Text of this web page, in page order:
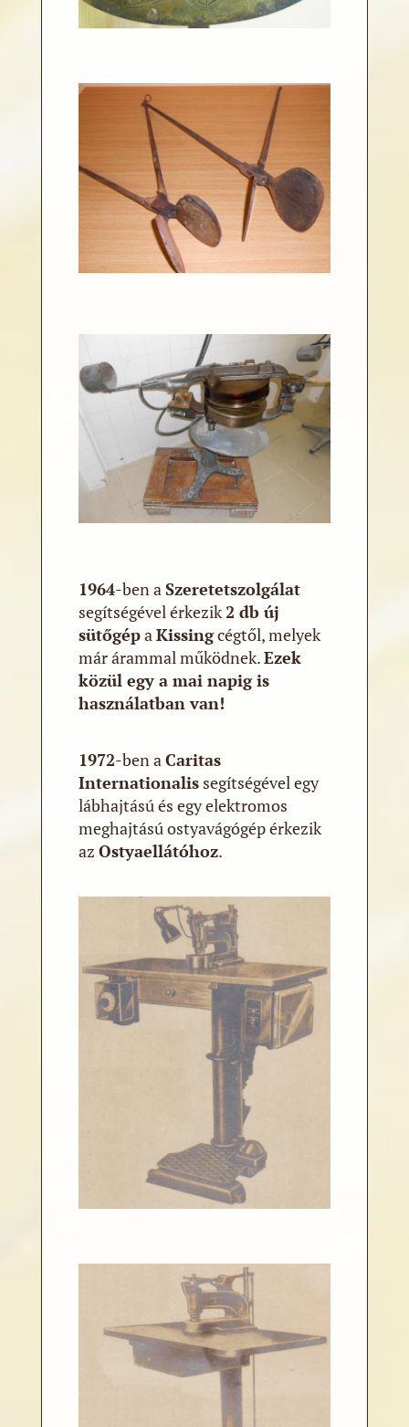
1964-ben aSzeretetszolgálat
segítségével érkezik2 db új
sütőgépaKissingcégtől, melyek
már árammal működnek.Ezek
közül egy a mai napig is
használatban van!
1972-ben aCaritas
Internationalissegítségével egy
lábhajtású és egy elektromos
meghajtású ostyavágógép érkezik
az Ostyaellátóhoz.